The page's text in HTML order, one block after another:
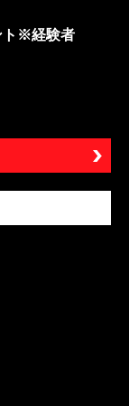
ト※経験者